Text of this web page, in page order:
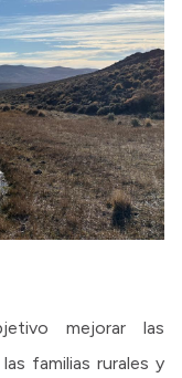
mejorar las
familias rurales y